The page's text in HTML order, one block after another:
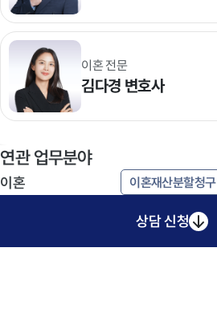
이혼 전문
김다경 변호사
연관 업무분야
이혼 이혼재산분할청구
상담 신청